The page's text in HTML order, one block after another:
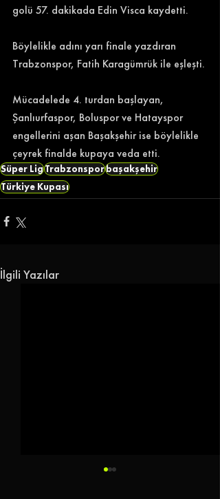
golü 57. dakikada Edin Visca kaydetti.
Böylelikle adını yarı finale yazdıran
Trabzonspor, Fatih Karagümrük ile eşleşti.
Mücadelede 4. turdan başlayan,
Şanlıurfaspor, Boluspor ve Hatayspor
engellerini aşan Başakşehir ise böylelikle
çeyrek finalde kupaya veda etti.
Süper LigTrabzonsporbaşakşehir
Türkiye Kupası
İlgili Yazılar